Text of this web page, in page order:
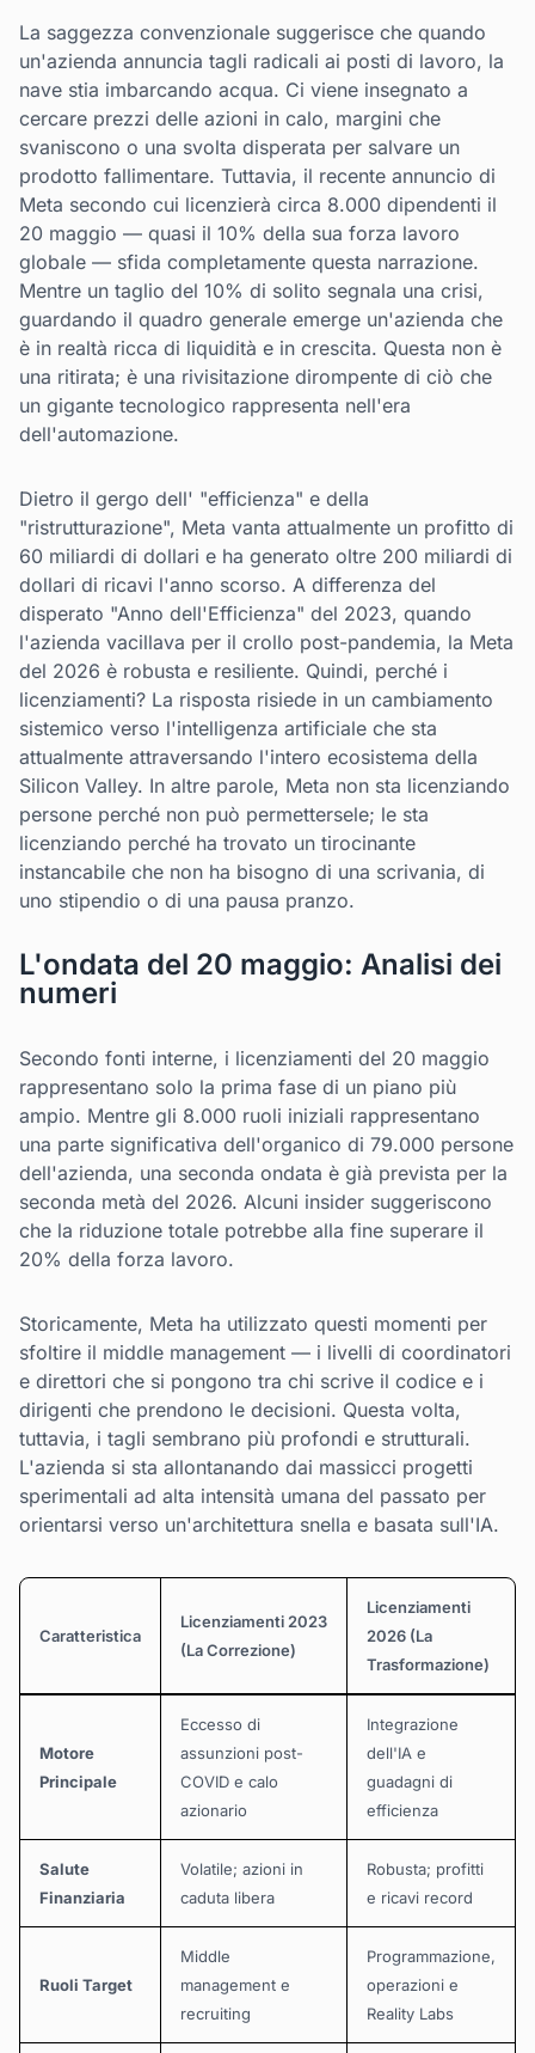
La saggezza convenzionale suggerisce che quando
un'azienda annuncia tagli radicali ai posti di lavoro, la
nave stia imbarcando acqua. Ci viene insegnato a
cercare prezzi delle azioni in calo, margini che
svaniscono o una svolta disperata per salvare un
prodotto fallimentare. Tuttavia, il recente annuncio di
Meta secondo cui licenzierà circa 8.000 dipendenti il
20 maggio — quasi il 10% della sua forza lavoro
globale — sfida completamente questa narrazione.
Mentre un taglio del 10% di solito segnala una crisi,
guardando il quadro generale emerge un'azienda che
è in realtà ricca di liquidità e in crescita. Questa non è
una ritirata; è una rivisitazione dirompente di ciò che
un gigante tecnologico rappresenta nell'era
dell'automazione.
Dietro il gergo dell' "efficienza" e della
"ristrutturazione", Meta vanta attualmente un profitto di
60 miliardi di dollari e ha generato oltre 200 miliardi di
dollari di ricavi l'anno scorso. A differenza del
disperato "Anno dell'Efficienza" del 2023, quando
l'azienda vacillava per il crollo post-pandemia, la Meta
del 2026 è robusta e resiliente. Quindi, perché i
licenziamenti? La risposta risiede in un cambiamento
sistemico verso l'intelligenza artificiale che sta
attualmente attraversando l'intero ecosistema della
Silicon Valley. In altre parole, Meta non sta licenziando
persone perché non può permettersele; le sta
licenziando perché ha trovato un tirocinante
instancabile che non ha bisogno di una scrivania, di
uno stipendio o di una pausa pranzo.
L'ondata del 20 maggio: Analisi dei
numeri
Secondo fonti interne, i licenziamenti del 20 maggio
rappresentano solo la prima fase di un piano più
ampio. Mentre gli 8.000 ruoli iniziali rappresentano
una parte significativa dell'organico di 79.000 persone
dell'azienda, una seconda ondata è già prevista per la
seconda metà del 2026. Alcuni insider suggeriscono
che la riduzione totale potrebbe alla fine superare il
20% della forza lavoro.
Storicamente, Meta ha utilizzato questi momenti per
sfoltire il middle management — i livelli di coordinatori
e direttori che si pongono tra chi scrive il codice e i
dirigenti che prendono le decisioni. Questa volta,
tuttavia, i tagli sembrano più profondi e strutturali.
L'azienda si sta allontanando dai massicci progetti
sperimentali ad alta intensità umana del passato per
orientarsi verso un'architettura snella e basata sull'IA.
Caratteristica
Licenziamenti 2023
(La Correzione)
Licenziamenti
2026 (La
Trasformazione)
Motore
Principale
Eccesso di
assunzioni post-
COVID e calo
azionario
Integrazione
dell'IA e
guadagni di
efficienza
Salute
Finanziaria
Volatile; azioni in
caduta libera
Robusta; profitti
e ricavi record
Ruoli Target
Middle
management e
recruiting
Programmazione,
operazioni e
Reality Labs